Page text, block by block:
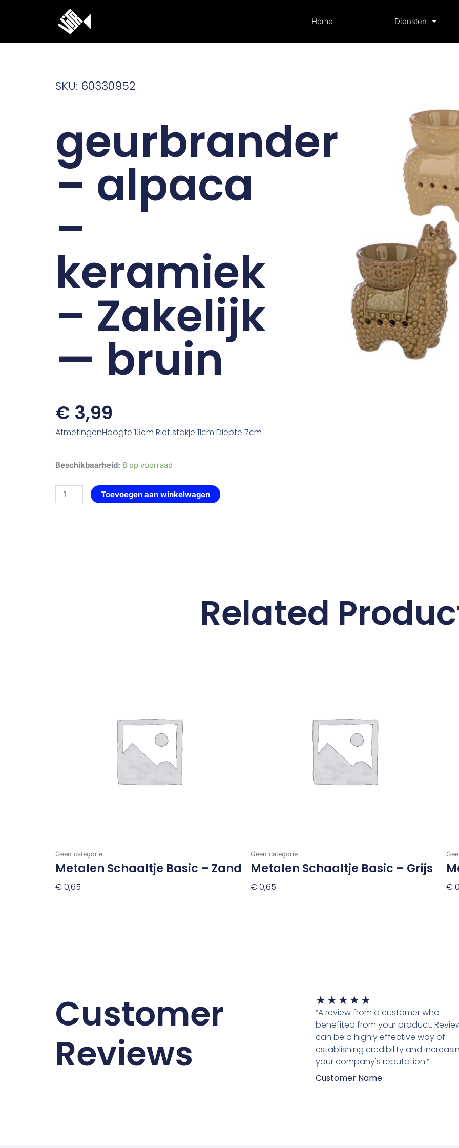
inhoud
Home Diensten
SKU: 60330952
geurbrander
– alpaca
–
keramiek
– Zakelijk
— bruin
€3,99
AfmetingenHoogte 13cm Riet stokje 11cm Diepte 7cm
Beschikbaarheid: 8 op voorraad
geurbrander
alpaca
-
Toevoegen aan winkelwagen
Related
Geen categorie
Metalen Schaaltje Basic – Zand
€0,65
Geen categorie
Metalen Schaaltje Basic – Grijs
€0,65
€
Customer
Reviews
★ ★ ★ ★ ★
5
van
5
“A review from a customer who
benefited from your product.
can be a highly effective way of
establishing credibility and
your company's reputation.”
Customer Name